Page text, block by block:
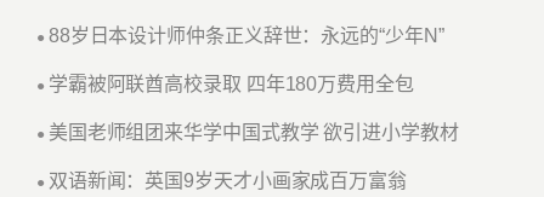
● 88岁日本设计师仲条正义辞世：永远的“少年N”
● 学霸被阿联酋高校录取 四年180万费用全包
● 美国老师组团来华学中国式教学 欲引进小学教材
● 双语新闻：英国9岁天才小画家成百万富翁